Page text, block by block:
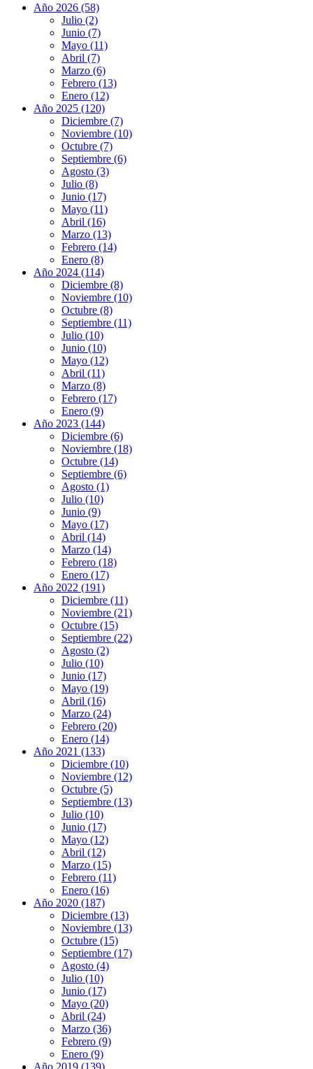
Año 2026 (58)
Julio (2)
Junio (7)
Mayo (11)
Abril (7)
Marzo (6)
Febrero (13)
Enero (12)
Año 2025 (120)
Diciembre (7)
Noviembre (10)
Octubre (7)
Septiembre (6)
Agosto (3)
Julio (8)
Junio (17)
Mayo (11)
Abril (16)
Marzo (13)
Febrero (14)
Enero (8)
Año 2024 (114)
Diciembre (8)
Noviembre (10)
Octubre (8)
Septiembre (11)
Julio (10)
Junio (10)
Mayo (12)
Abril (11)
Marzo (8)
Febrero (17)
Enero (9)
Año 2023 (144)
Diciembre (6)
Noviembre (18)
Octubre (14)
Septiembre (6)
Agosto (1)
Julio (10)
Junio (9)
Mayo (17)
Abril (14)
Marzo (14)
Febrero (18)
Enero (17)
Año 2022 (191)
Diciembre (11)
Noviembre (21)
Octubre (15)
Septiembre (22)
Agosto (2)
Julio (10)
Junio (17)
Mayo (19)
Abril (16)
Marzo (24)
Febrero (20)
Enero (14)
Año 2021 (133)
Diciembre (10)
Noviembre (12)
Octubre (5)
Septiembre (13)
Julio (10)
Junio (17)
Mayo (12)
Abril (12)
Marzo (15)
Febrero (11)
Enero (16)
Año 2020 (187)
Diciembre (13)
Noviembre (13)
Octubre (15)
Septiembre (17)
Agosto (4)
Julio (10)
Junio (17)
Mayo (20)
Abril (24)
Marzo (36)
Febrero (9)
Enero (9)
Año 2019 (139)